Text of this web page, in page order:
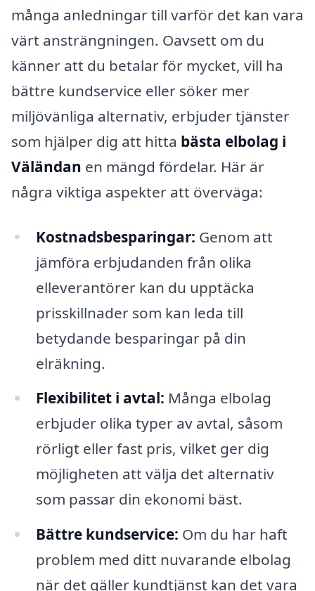
många anledningar till varför det kan vara
värt ansträngningen. Oavsett om du
känner att du betalar för mycket, vill ha
bättre kundservice eller söker mer
miljövänliga alternativ, erbjuder tjänster
som hjälper dig att hitta bästa elbolag i
Väländan en mängd fördelar. Här är
några viktiga aspekter att överväga:
Kostnadsbesparingar: Genom att
jämföra erbjudanden från olika
elleverantörer kan du upptäcka
prisskillnader som kan leda till
betydande besparingar på din
elräkning.
Flexibilitet i avtal: Många elbolag
erbjuder olika typer av avtal, såsom
rörligt eller fast pris, vilket ger dig
möjligheten att välja det alternativ
som passar din ekonomi bäst.
Bättre kundservice: Om du har haft
problem med ditt nuvarande elbolag
när det gäller kundtjänst kan det vara